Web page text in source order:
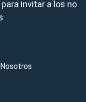
invitar a los no